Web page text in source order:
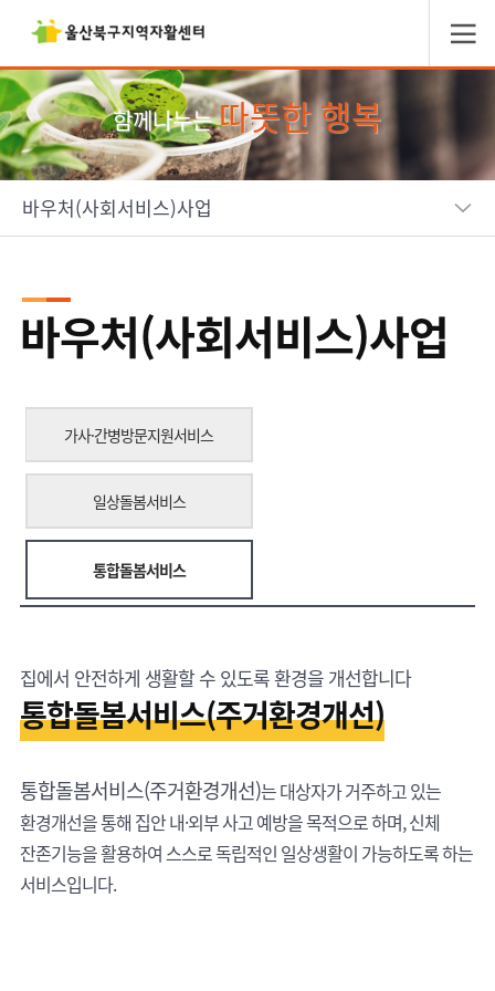
함께나누는따뜻한 행복
바우처(사회서비스)사업
바우처(사회서비스)사업
가사·간병방문지원서비스
일상돌봄서비스
통합돌봄서비스
집에서 안전하게 생활할 수 있도록 환경을 개선합니다
통합돌봄서비스(주거환경개선)
통합돌봄서비스(주거환경개선)는 대상자가 거주하고 있는
환경개선을 통해 집안 내·외부 사고 예방을 목적으로 하며, 신체
잔존기능을 활용하여 스스로 독립적인 일상생활이 가능하도록 하는
서비스입니다.